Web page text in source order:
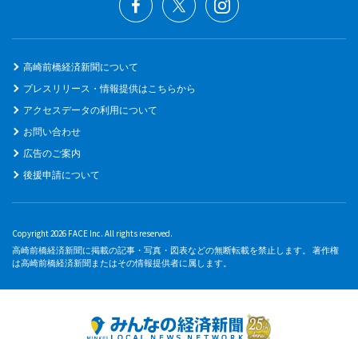
高崎前橋経済新聞について
プレスリリース・情報提供はこちらから
アクセスデータの利用について
お問い合わせ
広告のご案内
後援申請について
Copyright 2026 FACE Inc. All rights reserved.
高崎前橋経済新聞に掲載の記事・写真・図表などの無断転載を禁止します。 著作権
は高崎前橋経済新聞またはその情報提供者に属します。